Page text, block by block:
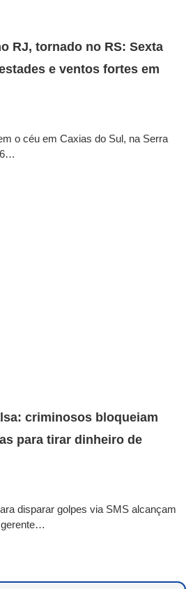
RJ, tornado no RS: Sexta
e ventos fortes em
o céu em Caxias do Sul, na Serra
6…
criminosos bloqueiam
para tirar dinheiro de
disparar golpes via SMS alcançam